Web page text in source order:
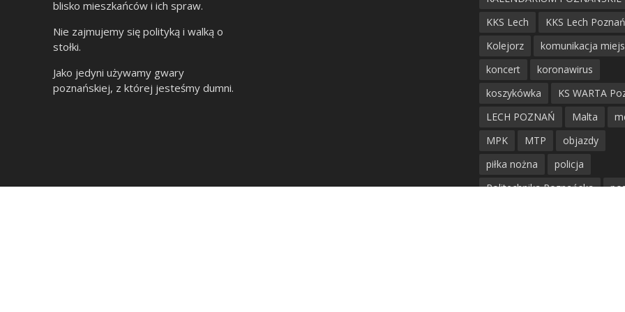
blisko mieszkańców i ich spraw.
Nie zajmujemy się polityką i walką o
stołki.
Jako jedyni używamy gwary
poznańskiej, z której jesteśmy dumni.
KKS Lech
KKS Lech Poznań
Kolejorz
komunikacja
koncert
koronawirus
koszykówka
KS WARTA
LECH POZNAŃ
Malta
MPK
MTP
objazdy
piłka nożna
policja
Politechnika Poznańska